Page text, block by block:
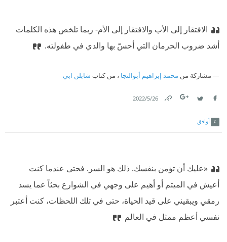
الافتقار إلى الأب والافتقار إلى الأم- ربما تلخص هذه الكلمات
أشد ضروب الحرمان التي أحسّ بها والدي في طفولته.
مشاركة من محمد إبراهيم أبوالنجا ، من كتاب شابلن ابي
26‏/5‏/2022
أوافق
«عليك أن تؤمن بنفسك. ذلك هو السر. فحتى عندما كنت
أعيش في الميتم أو أهيم على وجهي في الشوارع بحثاً عما يسد
رمقي ويبقيني على قيد الحياة، حتى في تلك اللحظات، كنت أعتبر
نفسي أعظم ممثل في العالم